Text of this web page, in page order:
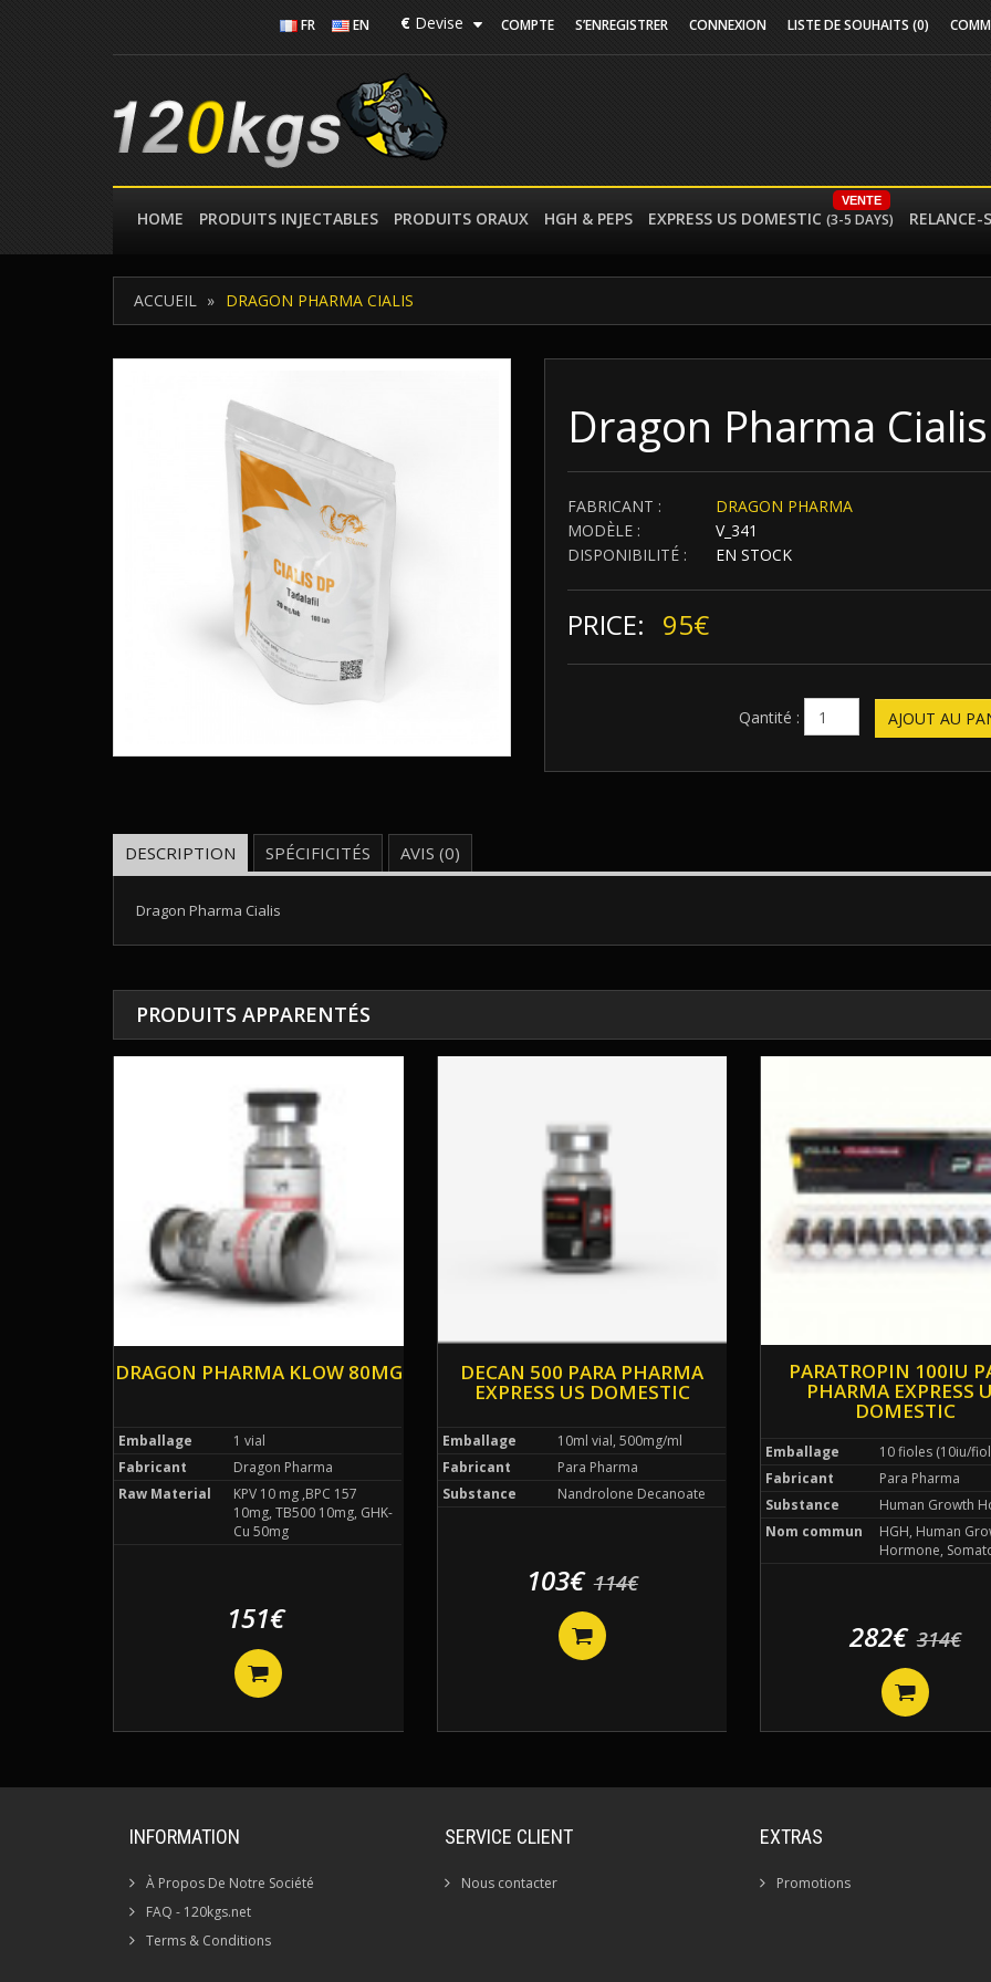
FR EN € Devise COMPTE S’ENREGISTRER CONNEXION LISTE DE SOUHAITS (0)
HOME PRODUITS INJECTABLES PRODUITS ORAUX HGH & PEPS EXPRESS US DOMESTIC (3-5 DAYS)
VENTE
RELANCE-
ACCUEIL DRAGON PHARMA CIALIS
Dragon Pharma Cialis
FABRICANT :
DRAGON PHARMA
MODÈLE :
V_341
DISPONIBILITÉ :
EN STOCK
PRICE: 95€
Qantité : AJOUT AU
DESCRIPTION SPÉCIFICITÉS AVIS (0)
Dragon Pharma Cialis
PRODUITS APPARENTÉS
DRAGON PHARMA KLOW 80MG
Emballage
1 vial
Fabricant
Dragon Pharma
Raw Material
KPV 10 mg ,BPC 157
10mg, TB500 10mg, GHK-
Cu 50mg
151€
DECAN 500 PARA PHARMA
EXPRESS US DOMESTIC
Emballage
10ml vial, 500mg/ml
Fabricant
Para Pharma
Substance
Nandrolone Decanoate
103€ 114€
PARATROPIN 100IU
PHARMA EXPRESS
DOMESTIC
Emballage
10 fioles (10iu/
Fabricant
Para Pharma
Substance
Human Growth
Nom commun
HGH, Human
Hormone,
282€ 314€
INFORMATION
À Propos De Notre Société
FAQ - 120kgs.net
Terms & Conditions
SERVICE CLIENT
Nous contacter
EXTRAS
Promotions